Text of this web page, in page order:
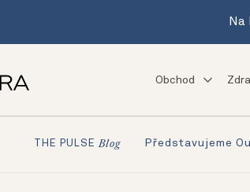
Na
Obchod
THE PULSE Blog Představujeme